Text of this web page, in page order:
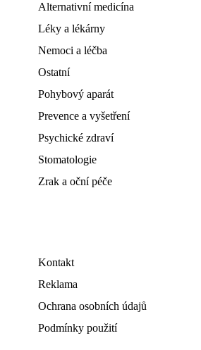
Alternativní medicína
Léky a lékárny
Nemoci a léčba
Ostatní
Pohybový aparát
Prevence a vyšetření
Psychické zdraví
Stomatologie
Zrak a oční péče
Kontakt
Reklama
Ochrana osobních údajů
Podmínky použití